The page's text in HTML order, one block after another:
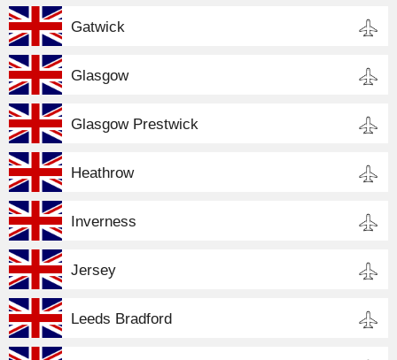
Gatwick
Glasgow
Glasgow Prestwick
Heathrow
Inverness
Jersey
Leeds Bradford